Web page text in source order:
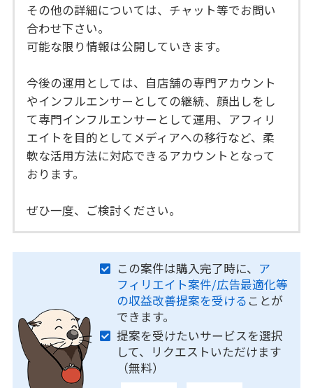
その他の詳細については、チャット等でお問い
合わせ下さい。
可能な限り情報は公開していきます。
今後の運用としては、自店舗の専門アカウント
やインフルエンサーとしての継続、顔出しをし
て専門インフルエンサーとして運用、アフィリ
エイトを目的としてメディアへの移行など、柔
軟な活用方法に対応できるアカウントとなって
おります。
ぜひ一度、ご検討ください。
この案件は購入完了時に、 ア
フィリエイト案件/広告最適化等
の収益改善提案を受ける ことが
できます。
提案を受けたいサービスを選択
して、リクエストいただけます
（無料）